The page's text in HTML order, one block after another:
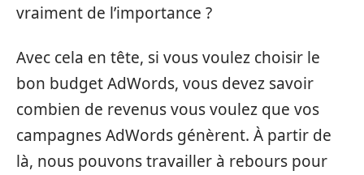
vraiment de l’importance ?
Avec cela en tête, si vous voulez choisir le
bon budget AdWords, vous devez savoir
combien de revenus vous voulez que vos
campagnes AdWords génèrent. À partir de
là, nous pouvons travailler à rebours pour